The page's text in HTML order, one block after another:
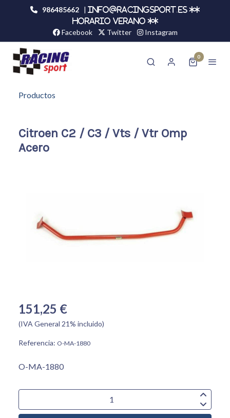
986485662 |
info@racingsport.es **
HORARIO VERANO **
Facebook Twitter Instagram
0
Productos
Citroen C2 / C3 / Vts / Vtr Omp
Acero
151,25 €
(IVA General 21% incluido)
Referencia: O-MA-1880
O-MA-1880